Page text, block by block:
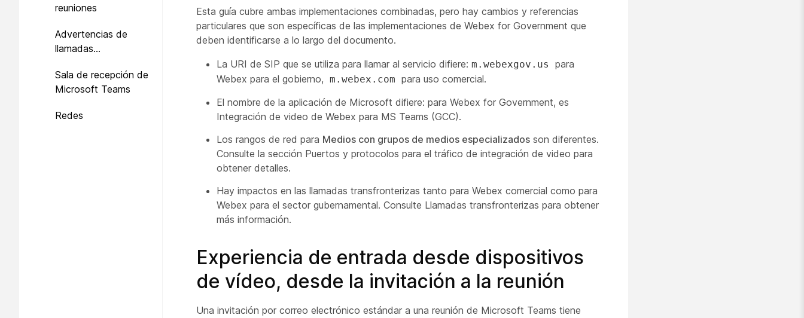
reuniones
Advertencias de
llamadas
Sala de recepción de
Microsoft Teams
Redes
Esta guía cubre ambas implementaciones combinadas, pero hay cambios y referencias
particulares que son específicas de las implementaciones de Webex for Government que
deben identificarse a lo largo del documento.
La URI de SIP que se utiliza para llamar al servicio difiere: m.webexgov.us
para
Webex para el gobierno, m.webex.com para uso comercial.
El nombre de la aplicación de Microsoft difiere: para Webex for Government, es
Integración de video de Webex para MS Teams (GCC).
Los rangos de red para Medios con grupos de medios especializados son diferentes.
Consulte la sección Puertos y protocolos para el tráfico de integración de video para
obtener detalles.
Hay impactos en las llamadas transfronterizas tanto para Webex comercial como para
Webex para el sector gubernamental. Consulte Llamadas transfronterizas para obtener
más información.
Experiencia de entrada desde dispositivos
de vídeo, desde la invitación a la reunión
Una invitación por correo electrónico estándar a una reunión de Microsoft Teams tiene